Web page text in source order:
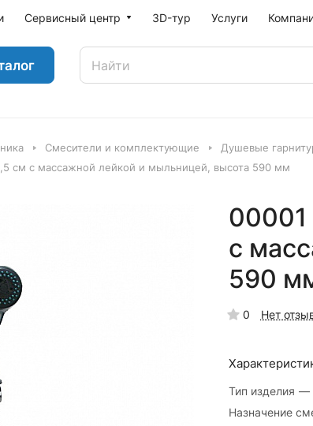
Сервисный центр 3D-тур Услуги
Смесители и комплектующие
Душевые
см с массажной лейкой и мыльницей, высота 590 мм
00001
с
590
0 Нет
Тип изделия —
Назначение